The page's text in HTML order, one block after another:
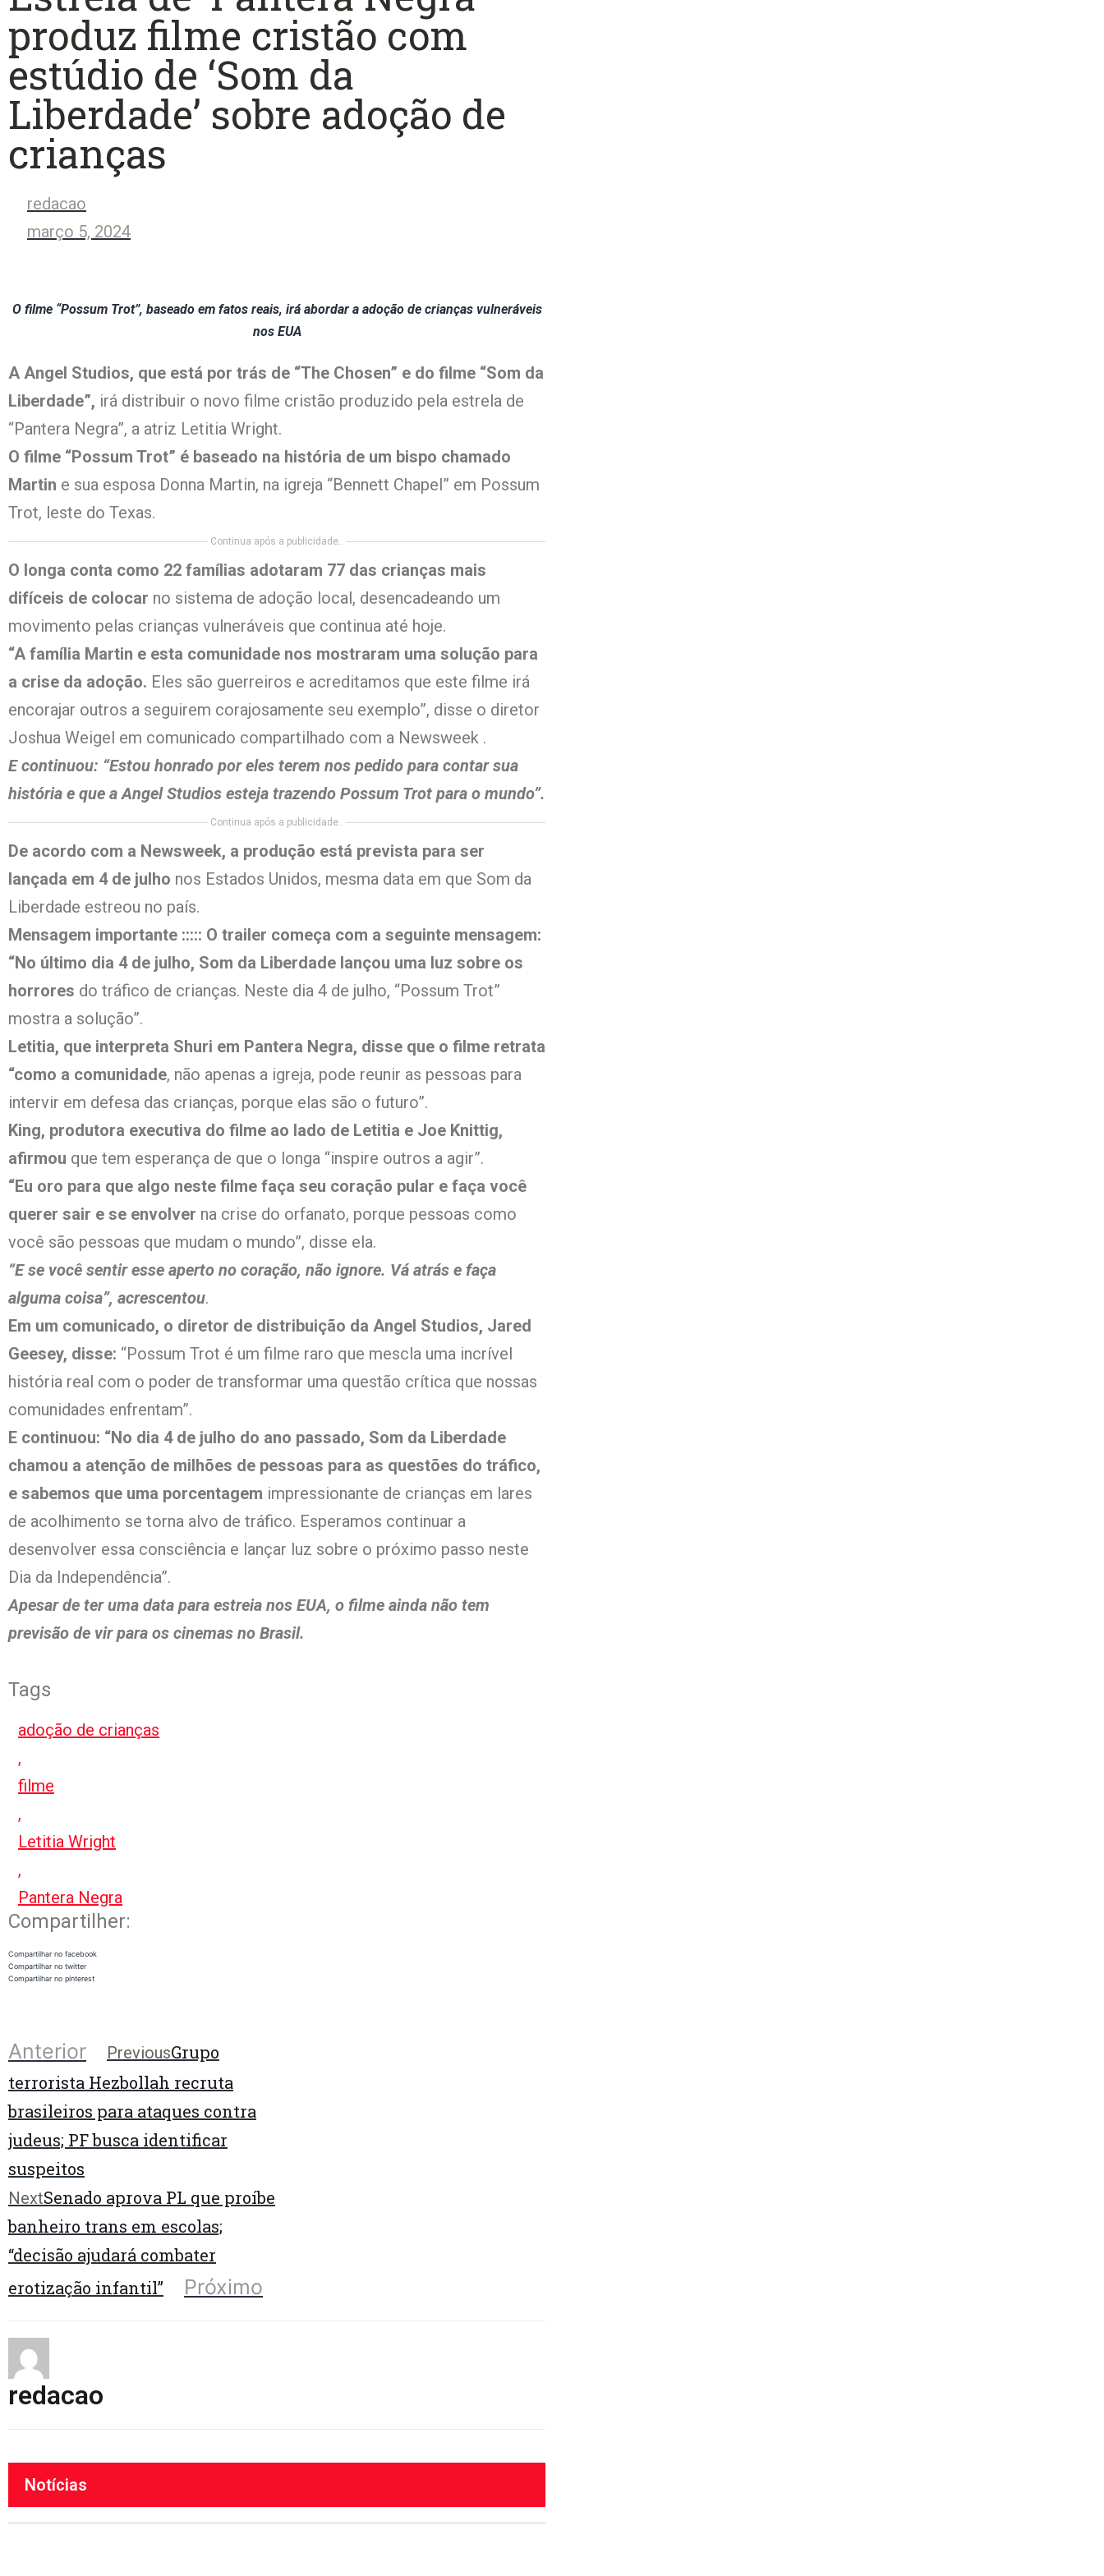
produz filme cristão com
estúdio de ‘Som da
Liberdade’ sobre adoção de
crianças
redacao
março 5, 2024
O filme “Possum Trot”, baseado em fatos reais, irá abordar a adoção de crianças vulneráveis
nos EUA
A Angel Studios, que está por trás de “The Chosen” e do filme “Som da
Liberdade”, irá distribuir o novo filme cristão produzido pela estrela de
“Pantera Negra”, a atriz Letitia Wright.
O filme “Possum Trot” é baseado na história de um bispo chamado
Martin e sua esposa Donna Martin, na igreja “Bennett Chapel” em Possum
Trot, leste do Texas.
Continua após a publicidade..
O longa conta como 22 famílias adotaram 77 das crianças mais
difíceis de colocar no sistema de adoção local, desencadeando um
movimento pelas crianças vulneráveis ​​que continua até hoje.
“A família Martin e esta comunidade nos mostraram uma solução para
a crise da adoção. Eles são guerreiros e acreditamos que este filme irá
encorajar outros a seguirem corajosamente seu exemplo”, disse o diretor
Joshua Weigel em comunicado compartilhado com a Newsweek .
E continuou: “Estou honrado por eles terem nos pedido para contar sua
história e que a Angel Studios esteja trazendo Possum Trot para o mundo”.
Continua após a publicidade..
De acordo com a Newsweek, a produção está prevista para ser
lançada em 4 de julho nos Estados Unidos, mesma data em que Som da
Liberdade estreou no país.
Mensagem importante ::::: O trailer começa com a seguinte mensagem:
“No último dia 4 de julho, Som da Liberdade lançou uma luz sobre os
horrores do tráfico de crianças. Neste dia 4 de julho, “Possum Trot”
mostra a solução”.
Letitia, que interpreta Shuri em Pantera Negra, disse que o filme retrata
“como a comunidade, não apenas a igreja, pode reunir as pessoas para
intervir em defesa das crianças, porque elas são o futuro”.
King, produtora executiva do filme ao lado de Letitia e Joe Knittig,
afirmou que tem esperança de que o longa “inspire outros a agir”.
“Eu oro para que algo neste filme faça seu coração pular e faça você
querer sair e se envolver na crise do orfanato, porque pessoas como
você são pessoas que mudam o mundo”, disse ela.
“E se você sentir esse aperto no coração, não ignore. Vá atrás e faça
alguma coisa”, acrescentou.
Em um comunicado, o diretor de distribuição da Angel Studios, Jared
Geesey, disse: “Possum Trot é um filme raro que mescla uma incrível
história real com o poder de transformar uma questão crítica que nossas
comunidades enfrentam”.
E continuou: “No dia 4 de julho do ano passado, Som da Liberdade
chamou a atenção de milhões de pessoas para as questões do tráfico,
e sabemos que uma porcentagem impressionante de crianças em lares
de acolhimento se torna alvo de tráfico. Esperamos continuar a
desenvolver essa consciência e lançar luz sobre o próximo passo neste
Dia da Independência”.
Apesar de ter uma data para estreia nos EUA, o filme ainda não tem
previsão de vir para os cinemas no Brasil.
Tags
adoção de crianças
,
filme
,
Letitia Wright
,
Pantera Negra
Compartilher:
Compartilhar no facebook
Compartilhar no twitter
Compartilhar no pinterest
Anterior PreviousGrupo
terrorista Hezbollah recruta
brasileiros para ataques contra
judeus; PF busca identificar
suspeitos
NextSenado aprova PL que proíbe
banheiro trans em escolas;
“decisão ajudará combater
erotização infantil”
Próximo
redacao
Notícias